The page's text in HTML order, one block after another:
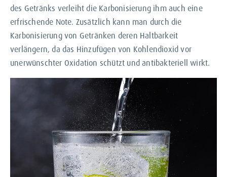
des Getränks verleiht die Karbonisierung ihm auch eine
erfrischende Note. Zusätzlich kann man durch die
Karbonisierung von Getränken deren Haltbarkeit
verlängern, da das Hinzufügen von Kohlendioxid vor
unerwünschter Oxidation schützt und antibakteriell wirkt.